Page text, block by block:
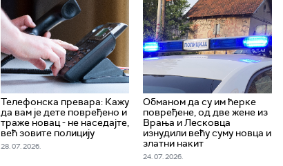
Телефонска превара: Кажу
да вам је дете повређено и
траже новац - не наседајте,
већ зовите полицију
28. 07. 2026.
Обманом да су им ћерке
повређене, од две жене из
Врања и Лесковца
изнудили већу суму новца и
златни накит
24. 07. 2026.